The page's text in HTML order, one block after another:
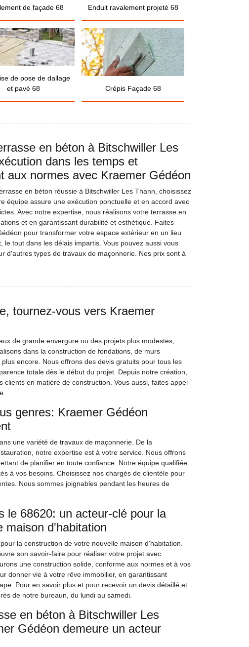
de façade 68 Enduit ravalement projeté 68
de pose de dallage
et pavé 68
Crépis Façade 68
en béton à Bitschwiller Les
dans les temps et
aux normes avec Kraemer Gédéon
en béton réussie à Bitschwiller Les Thann, choisissez
équipe assure une exécution ponctuelle et en accord avec
Avec notre expertise, nous réalisons votre terrasse en
et en garantissant durabilité et esthétique. Faites
pour transformer votre espace extérieur en un lieu
le tout dans les délais impartis. Vous pouvez aussi vous
d'autres types de travaux de maçonnerie. Nos prix sont à
tournez-vous vers Kraemer
de grande envergure ou des projets plus modestes,
dans la construction de fondations, de murs
encore. Nous offrons des devis gratuits pour tous les
totale dès le début du projet. Depuis notre création,
en matière de construction. Vous aussi, faites appel
genres: Kraemer Gédéon
une variété de travaux de maçonnerie. De la
notre expertise est à votre service. Nous offrons
de planifier en toute confiance. Notre équipe qualifiée
à vos besoins. Choisissez nos chargés de clientèle pour
Nous sommes joignables pendant les heures de
le 68620: un acteur-clé pour la
maison d'habitation
la construction de votre nouvelle maison d'habitation.
son savoir-faire pour réaliser votre projet avec
une construction solide, conforme aux normes et à vos
donner vie à votre rêve immobilier, en garantissant
Pour en savoir plus et pour recevoir un devis détaillé et
de notre bureaun, du lundi au samedi.
en béton à Bitschwiller Les
Gédéon demeure un acteur